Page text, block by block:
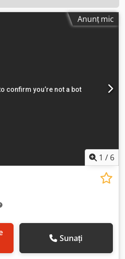
Anunț mic
1 / 6
Sunați